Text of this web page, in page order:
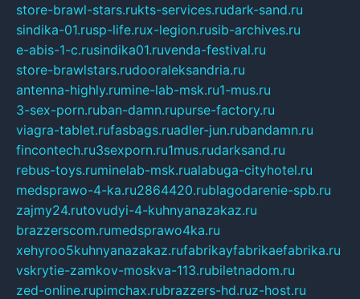
store-brawl-stars.rukts-services.rudark-sand.ru
sindika-01.rusp-life.rux-legion.rusib-archives.ru
e-abis-1-c.rusindika01.ruvenda-festival.ru
store-brawlstars.rudooraleksandria.ru
antenna-highly.rumine-lab-msk.ru1-mus.ru
3-sex-porn.ruban-damn.rupurse-factory.ru
viagra-tablet.rufasbags.ruadler-jun.rubandamn.ru
fincontech.ru3sexporn.ru1mus.rudarksand.ru
rebus-toys.ruminelab-msk.rualabuga-cityhotel.ru
medsprawo-4-ka.ru2864420.rublagodarenie-spb.ru
zajmy24.rutovudyi-4-kuhnyanazakaz.ru
brazzerscom.rumedsprawo4ka.ru
xehyroo5kuhnyanazakaz.rufabrikayfabrikaefabrika.ru
vskrytie-zamkov-moskva-113.rubiletnadom.ru
zed-online.rupimchax.rubrazzers-hd.ruz-host.ru